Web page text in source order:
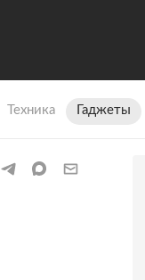
Техника Гаджеты